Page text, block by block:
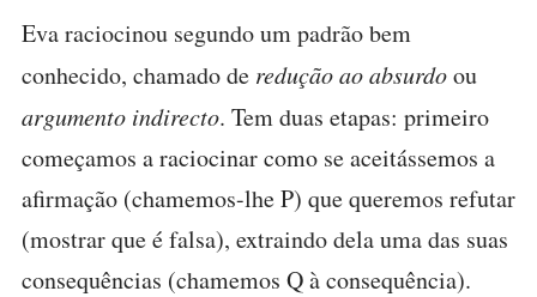
Eva raciocinou segundo um padrão bem
conhecido, chamado de redução ao absurdoou
argumento indirecto. Tem duas etapas: primeiro
começamos a raciocinar como se aceitássemos a
afirmação (chamemos-lhe P) que queremos refutar
(mostrar que é falsa), extraindo dela uma das suas
consequências (chamemos Q à consequência).